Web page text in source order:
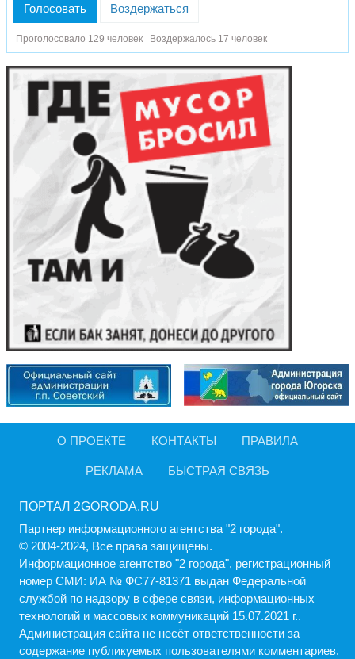
Голосовать Воздержаться
Проголосовало 129 человек Воздержалось 17 человек
О ПРОЕКТЕ КОНТАКТЫ ПРАВИЛА
РЕКЛАМА БЫСТРАЯ СВЯЗЬ
ПОРТАЛ 2GORODA.RU
Партнер информационного агентства "2 города".
© 2004-2024, Все права защищены.
Информационное агентство "2 города", регистрационный
номер СМИ: ИА № ФС77-81371 выдан Федеральной
службой по надзору в сфере связи, информационных
технологий и массовых коммуникаций 15.07.2021 г..
Администрация cайта не несёт ответственности за
содержание публикуемых пользователями комментариев.